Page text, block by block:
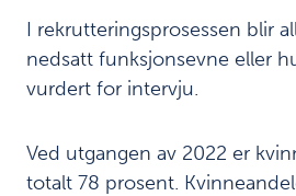
Last ned
PDF av
rapporten
I rekrutteringsprosessen blir
nedsatt funksjonsevne eller
vurdert for intervju.
Ved utgangen av 2022 er
totalt 78 prosent.